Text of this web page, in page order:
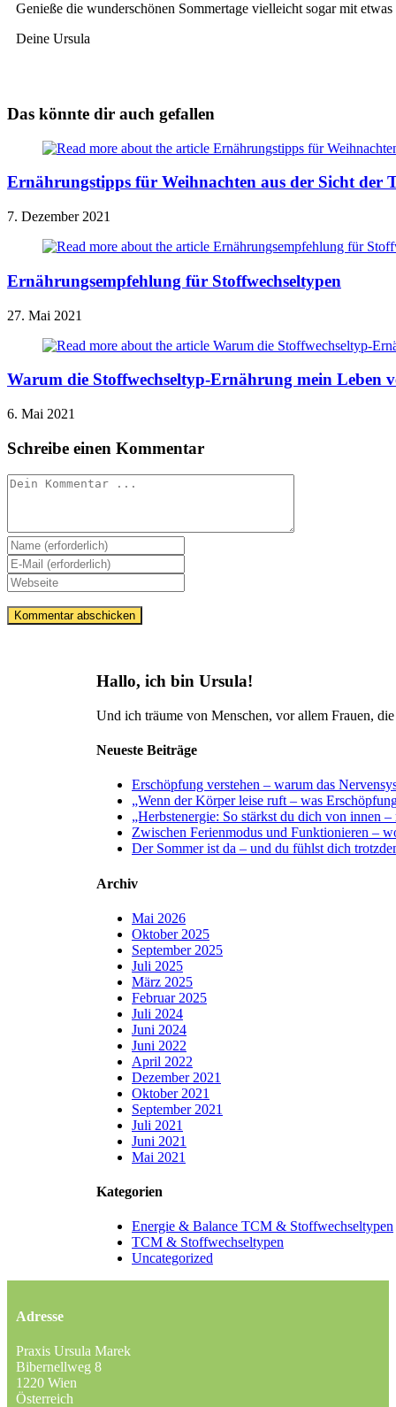
Genieße die wunderschönen Sommertage vielleicht sogar mit
Deine Ursula
Das könnte dir auch gefallen
Ernährungstipps für Weihnachten aus der Sicht der
7. Dezember 2021
Ernährungsempfehlung für Stoffwechseltypen
27. Mai 2021
Warum die Stoffwechseltyp-Ernährung mein Leben
6. Mai 2021
Schreibe einen Kommentar
Kommentieren
Gib
deinen
Namen
oder
Benutzernamen
zum
Gib
deine
E-
Mail-
Adresse
Gib
deine
Website-
URL
Hallo, ich bin Ursula!
Und ich träume von Menschen, vor allem Frauen,
Neueste Beiträge
Erschöpfung verstehen – warum das
„Wenn der Körper leise ruft – was
„Herbstenergie: So stärkst du dich von innen
Zwischen Ferienmodus und Funktionieren –
Der Sommer ist da – und du fühlst dich
Archiv
Mai 2026
Oktober 2025
September 2025
Juli 2025
März 2025
Februar 2025
Juli 2024
Juni 2024
Juni 2022
April 2022
Dezember 2021
Oktober 2021
September 2021
Juli 2021
Juni 2021
Mai 2021
Kategorien
Energie & Balance TCM & Stoffwechseltypen
TCM & Stoffwechseltypen
Uncategorized
Adresse
Praxis Ursula Marek
Bibernellweg 8
1220 Wien
Österreich